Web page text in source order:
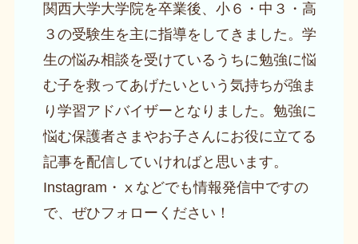
関西大学大学院を卒業後、小６・中３・高
３の受験生を主に指導をしてきました。学
生の悩み相談を受けているうちに勉強に悩
む子を救ってあげたいという気持ちが強ま
り学習アドバイザーとなりました。勉強に
悩む保護者さまやお子さんにお役に立てる
記事を配信していければと思います。
Instagram・ⅹなどでも情報発信中ですの
で、ぜひフォローください！